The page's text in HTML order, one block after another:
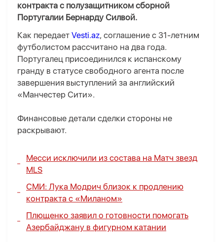
контракта с полузащитником сборной
Португалии Бернарду Силвой.
Как передает Vesti.az, соглашение с 31-летним
футболистом рассчитано на два года.
Португалец присоединился к испанскому
гранду в статусе свободного агента после
завершения выступлений за английский
«Манчестер Сити».
Финансовые детали сделки стороны не
раскрывают.
Месси исключили из состава на Матч звезд
MLS
СМИ: Лука Модрич близок к продлению
контракта с «Миланом»
Плющенко заявил о готовности помогать
Азербайджану в фигурном катании